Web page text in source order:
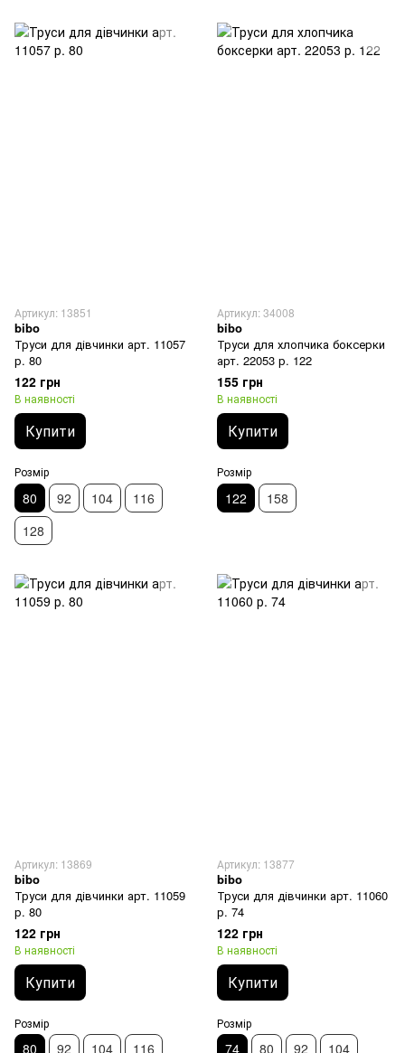
Артикул: 13851
bibo
Труси для дівчинки арт. 11057
р. 80
122 грн
В наявності
Купити
Розмір
80 92 104
116
128
Артикул: 34008
bibo
Труси для хлопчика боксерки
арт. 22053 р. 122
155 грн
В наявності
Купити
Розмір
122 158
Артикул: 13869
bibo
Труси для дівчинки арт. 11059
р. 80
122 грн
В наявності
Купити
Розмір
80 92 104
116
Артикул: 13877
bibo
Труси для дівчинки арт. 11060
р. 74
122 грн
В наявності
Купити
Розмір
74 80 92
104